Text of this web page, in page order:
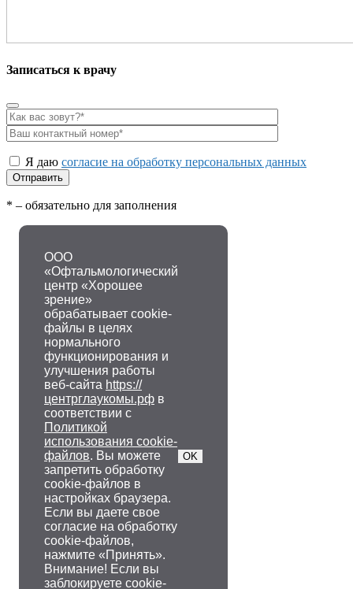
Записаться к врачу
Я даю согласие на обработку персональных данных
* – обязательно для заполнения
ООО
«Офтальмологический
центр «Хорошее
зрение»
обрабатывает cookie-
файлы в целях
нормального
функционирования и
улучшения работы
веб-сайта https://
центрглаукомы.рф в
соответствии с
Политикой
использования cookie-
файлов. Вы можете
запретить обработку
cookie-файлов в
настройках браузера.
Если вы даете свое
согласие на обработку
cookie-файлов,
нажмите «Принять».
Внимание! Если вы
заблокируете cookie-
OK